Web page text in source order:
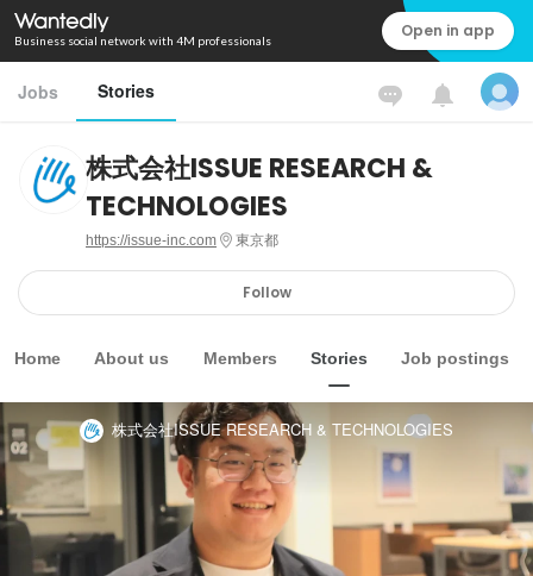
Business social network with 4M professionals Open in app
Jobs Stories
株式会社ISSUE RESEARCH &
TECHNOLOGIES
https://issue-inc.com 東京都
Follow
Home About us Members Stories Job postings
株式会社ISSUE RESEARCH & TECHNOLOGIES